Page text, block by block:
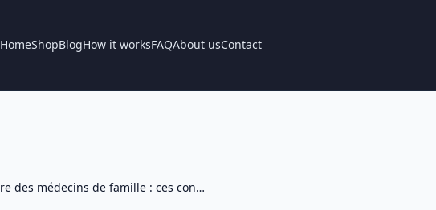
HomeShopBlogHow it worksFAQAbout usContact
La mémoire des médecins de famille : ces confidents de plusieurs générations